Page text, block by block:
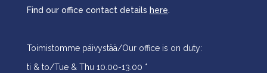
Find our office contact details here.
Toimistomme päivystää/Our office is on duty:
ti & to/Tue & Thu 10.00-13.00 *